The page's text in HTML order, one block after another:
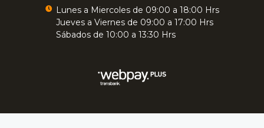
Lunes a Miercoles de 09:00 a 18:00 Hrs
Jueves a Viernes de 09:00 a 17:00 Hrs
Sábados de 10:00 a 13:30 Hrs
TODOTALLER - Insumos Industriales © 2026